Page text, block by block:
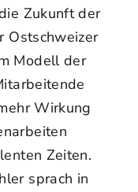
Zukunft der
Ostschweizer
Modell der
Wirkung
Zeiten.
sprach in